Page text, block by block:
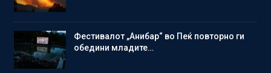
Фестивалот „Анибар“ во Пеќ повторно ги
обедини младите…